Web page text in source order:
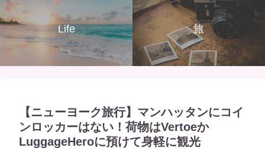
Life 旅
【ニューヨーク旅行】マンハッタンにコイ
ンロッカーはない！荷物はVertoeか
LuggageHeroに預けて身軽に観光